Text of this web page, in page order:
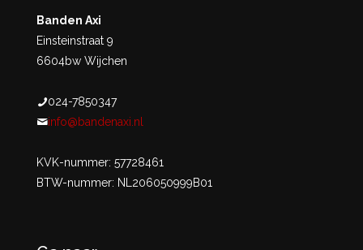
Banden Axi
Einsteinstraat 9
6604bw Wijchen
024-7850347
info@bandenaxi.nl
KVK-nummer: 57728461
BTW-nummer: NL206050999B01